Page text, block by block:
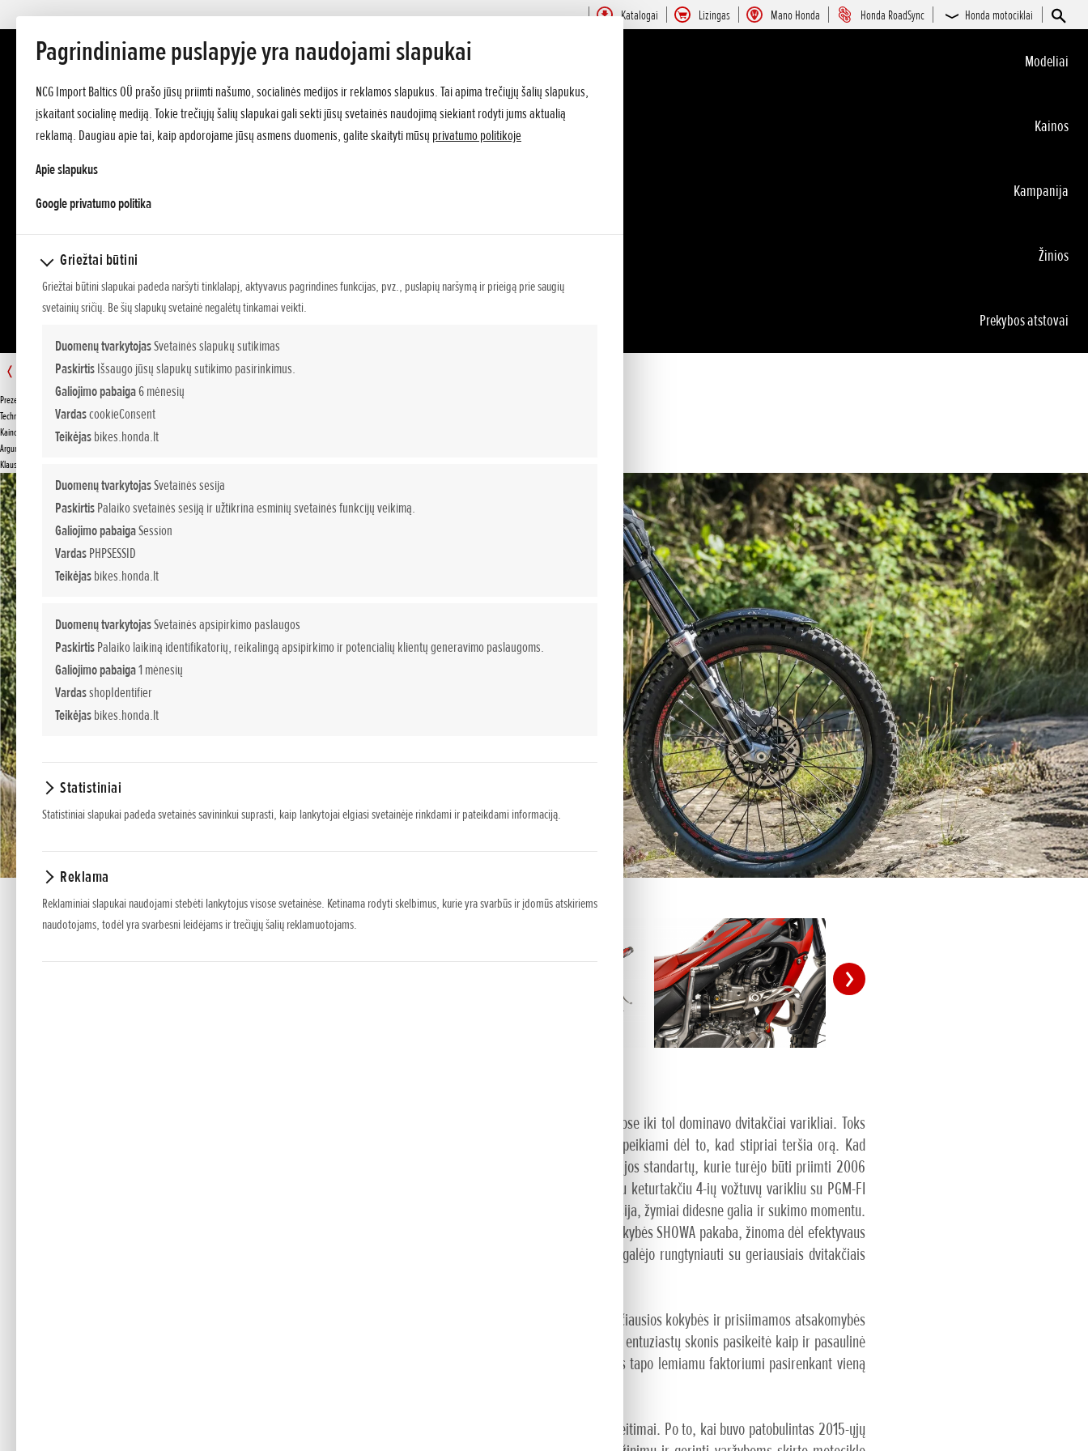
Pagrindiniame puslapyje yra naudojami slapukai
NCG Import Baltics OÜ prašo jūsų priimti našumo, socialinės medijos ir reklamos slapukus. Tai apima trečiųjų šalių slapukus,
įskaitant socialinę mediją. Tokie trečiųjų šalių slapukai gali sekti jūsų svetainės naudojimą siekiant rodyti jums aktualią
reklamą. Daugiau apie tai, kaip apdorojame jūsų asmens duomenis, galite skaityti mūsų privatumo politikoje
Apie slapukus
Google privatumo politikaopens in a new tab
Griežtai būtini
Griežtai būtini slapukai padeda naršyti tinklalapį, aktyvavus pagrindines funkcijas, pvz., puslapių naršymą ir prieigą prie saugių
svetainių sričių. Be šių slapukų svetainė negalėtų tinkamai veikti.
Duomenų tvarkytojasSvetainės slapukų sutikimas
PaskirtisIšsaugo jūsų slapukų sutikimo pasirinkimus.
Galiojimo pabaiga6 mėnesių
VardascookieConsent
Teikėjasbikes.honda.lt
Duomenų tvarkytojasSvetainės sesija
PaskirtisPalaiko svetainės sesiją ir užtikrina esminių svetainės funkcijų veikimą.
Galiojimo pabaigaSession
VardasPHPSESSID
Teikėjasbikes.honda.lt
Duomenų tvarkytojasSvetainės apsipirkimo paslaugos
PaskirtisPalaiko laikiną identifikatorių, reikalingą apsipirkimo ir potencialių klientų generavimo paslaugoms.
Galiojimo pabaiga1 mėnesių
VardasshopIdentifier
Teikėjasbikes.honda.lt
Statistiniai
Statistiniai slapukai padeda svetainės savininkui suprasti, kaip lankytojai elgiasi svetainėje rinkdami ir pateikdami informaciją.
Reklama
Reklaminiai slapukai naudojami stebėti lankytojus visose svetainėse. Ketinama rodyti skelbimus, kurie yra svarbūs ir įdomūs atskiriems
naudotojams, todėl yra svarbesni leidėjams ir trečiųjų šalių reklamuotojams.
Katalogai Lizingas Mano Honda Honda RoadSync Honda motociklai
Modeliai
Kainos
Kampanija
Žinios
Prekybos atstovai
Montesa COTA 4RT
Prezentacija
Techniniai duomenys
Kainos
Argumentai
Klauskite papildomos informacijos
PASIŪLYMAS
Nuo tada, kai pirmą kartą pasirodė, „Montesa Cota 4RT“ pradėjo revoliuciją pasaulio važybose, kuriose iki tol dominavo dvitakčiai varikliai. Toks
energijos šaltinis yra kompaktiškas, itin patikimas ir paprastas naudoti. Tačiau taip pat jie dažnai peikiami dėl to, kad stipriai teršia orą. Kad
išspręstų šią problemą „Montesa“, glaudžiai bendradarbiavo su „Honda Motor Co.“, ir laukiant emisijos standartų, kurie turėjo būti priimti 2006
metais, sukūrė Montesa Cota 4RT, technologiškai pažengusį motociklą su kompaktišku ir revoliuciniu keturtakčiu 4-ių vožtuvų varikliu su PGM-FI
elektronine degalų įpurškimo sistema. Motociklas pasirodė besantis labai taupus su žema teršalų emisija, žymiai didesne galia ir sukimo momentu.
Motociklo inovatyvumas atsispindi ir jo važiuoklėje, kur buvo panaudota aliuminio rėmas ir aukštos kokybės SHOWA pakaba, žinoma dėl efektyvaus
savo galinės pakabos sistemos dizaino. Visų nuostabai jau nuo pat pradžių 250cc variklis teoriškai galėjo rungtyniauti su geriausiais dvitakčiais
„Montesa Cota 4RT“ visada būdavo žinoma dėl savo ekskliuzyvinių technologijos sprendimų, dėl aukščiausios kokybės ir prisiimamos atsakomybės
– visi šie aspektai, buvo neabejotinai vertinami prekės ženklo klientų.Tačiau metams bėgant varžybų entuziastų skonis pasikeitė kaip ir pasaulinė
ekonominė situacija. Taigi daugumos varžybų entuziastų motociklų vertinimo skalėje ekonomiškumas tapo lemiamu faktoriumi pasirenkant vieną
2014-aisiais „Montesa“ pristatė naujutėlaitę „Cota“, kuriai buvo atlikti tiek variklio, tiek važiuoklės keitimai. Po to, kai buvo patobulintas 2015-ųjų